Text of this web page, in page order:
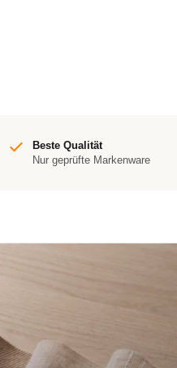
Beste Qualität
Nur geprüfte Markenware